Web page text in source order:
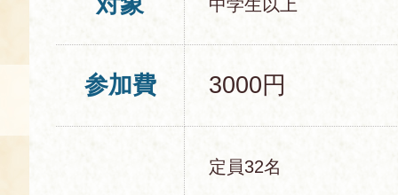
中学生以上
参加費 3000円
定員32名